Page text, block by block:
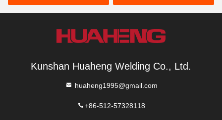
Kunshan Huaheng Welding Co., Ltd.
huaheng1995@gmail.com
+86-512-57328118